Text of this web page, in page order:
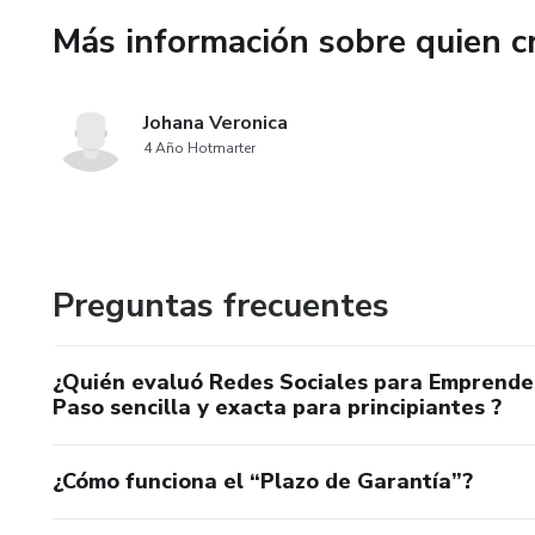
Claves para construir
5. Tipo de contenidos
Contenido educativo
Contenido inspirador
Contenido promocional
Más información sobre quien
Johana Veronica
4 Año Hotmarter
Preguntas frecuentes
¿Quién evaluó Redes Sociales para
Paso sencilla y exacta para principiantes ?
¿Cómo funciona el “Plazo de Garantía”?